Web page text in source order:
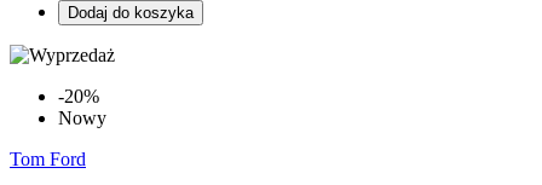
Dodaj do koszyka
-20%
Nowy
Tom Ford